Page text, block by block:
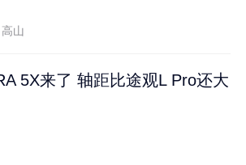
高山
5X来了 轴距比途观L Pro还大